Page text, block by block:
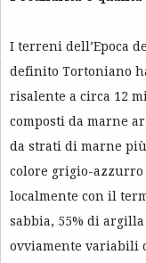
I terreni dell’Epoca
definito Tortoniano
risalente a circa 12
composti da marne
da strati di marne
colore grigio-azzurro
localmente con il
sabbia, 55% di
ovviamente variabili